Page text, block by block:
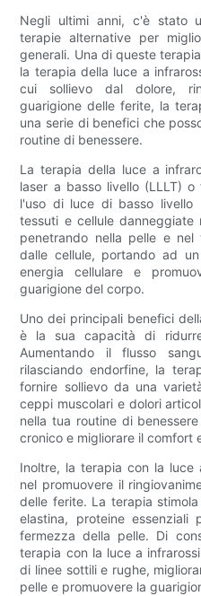
Negli ultimi anni, c'è stato
terapie alternative per
generali. Una di queste
la terapia della luce a
cui sollievo dal dolore,
guarigione delle ferite, la
una serie di benefici che
routine di benessere.
La terapia della luce a
laser a basso livello (LLLT)
l'uso di luce di basso livello
tessuti e cellule
penetrando nella pelle e nel
dalle cellule, portando ad
energia cellulare e
guarigione del corpo.
Uno dei principali benefici
è la sua capacità di
Aumentando il flusso
rilasciando endorfine, la
fornire sollievo da una
ceppi muscolari e dolori
nella tua routine di
cronico e migliorare il comfort
Inoltre, la terapia con la luce
nel promuovere il
delle ferite. La terapia
elastina, proteine ​​essenziali
fermezza della pelle. Di
terapia con la luce a
di linee sottili e rughe,
pelle e promuovere la